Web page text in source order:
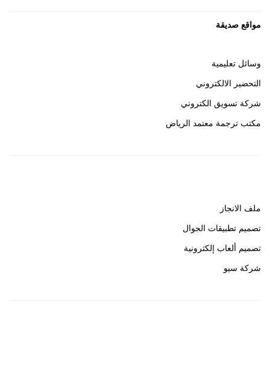
مواقع صديقة
وسائل تعليمية
التحضير الالكتروني
شركة تسويق الكتروني
مكتب ترجمة معتمد الرياض
ملف الانجاز
تصميم تطبيقات الجوال
تصميم ألعاب إلكترونية
شركة سيو